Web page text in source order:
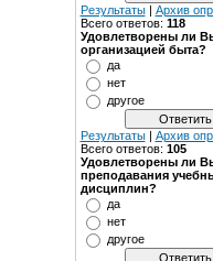
Результаты| Архив
Всего ответов: 118
Удовлетворены ли
организацией быта?
да
нет
другое
Результаты| Архив
Всего ответов: 105
Удовлетворены ли
преподавания
дисциплин?
да
нет
другое